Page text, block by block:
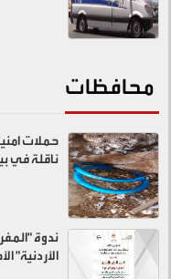
محافظات
حملات
ناقلة في
ندوة
الأردنية"